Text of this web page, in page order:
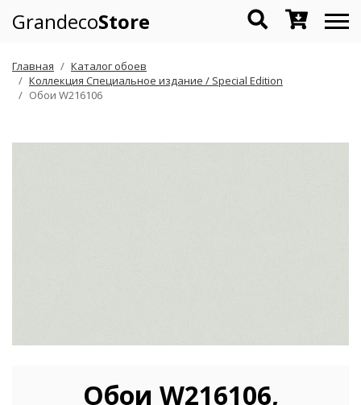
GrandecoStore
Главная
Каталог обоев
Коллекция Специальное издание / Special Edition
Обои W216106
Обои W216106,